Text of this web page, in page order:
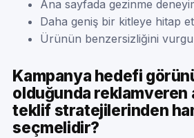
Ana sayfada gezinme
Daha geniş bir kitleye hitap
Ürünün benzersizliğini
Kampanya hedefi
olduğunda reklamveren
teklif stratejilerinden
seçmelidir?